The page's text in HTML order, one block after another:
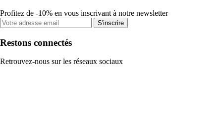
Profitez de -10% en vous inscrivant à notre newsletter
S'inscrire
Restons connectés
Retrouvez-nous sur les réseaux sociaux